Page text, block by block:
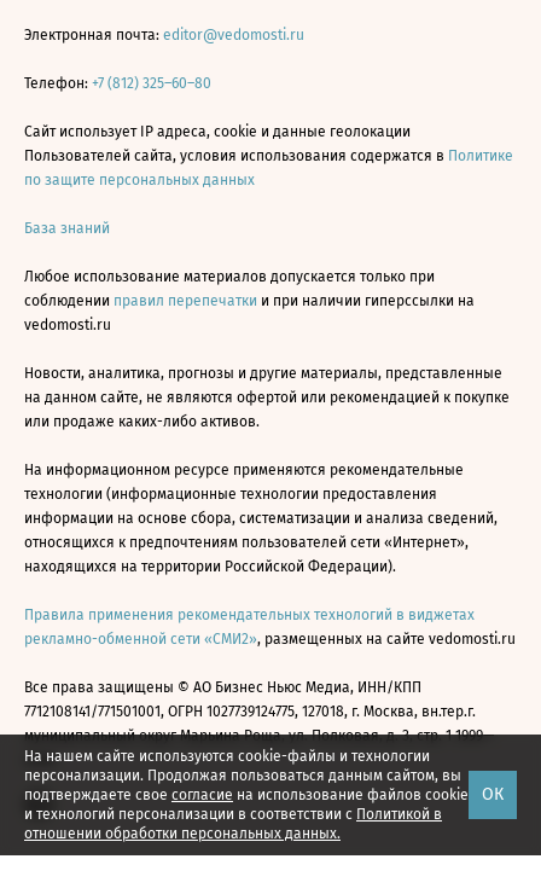
На нашем сайте используются cookie-файлы и технологии
персонализации. Продолжая пользоваться данным сайтом, вы
подтверждаете свое согласие на использование файлов cookie
и технологий персонализации в соответствии с Политикой в
отношении обработки персональных данных.
ОК
Электронная почта: editor@vedomosti.ru
Телефон: +7 (812) 325–60–80
Сайт использует IP адреса, cookie и данные геолокации
Пользователей сайта, условия использования содержатся в Политике
по защите персональных данных
База знаний
Любое использование материалов допускается только при
соблюдении правил перепечатки и при наличии гиперссылки на
vedomosti.ru
Новости, аналитика, прогнозы и другие материалы, представленные
на данном сайте, не являются офертой или рекомендацией к покупке
или продаже каких-либо активов.
На информационном ресурсе применяются рекомендательные
технологии (информационные технологии предоставления
информации на основе сбора, систематизации и анализа сведений,
относящихся к предпочтениям пользователей сети «Интернет»,
находящихся на территории Российской Федерации).
Правила применения рекомендательных технологий в виджетах
рекламно-обменной сети «СМИ2», размещенных на сайте vedomosti.ru
Все права защищены © АО Бизнес Ньюс Медиа, ИНН/КПП
7712108141/771501001, ОГРН 1027739124775, 127018, г. Москва, вн.тер.г.
муниципальный округ Марьина Роща, ул. Полковая, д. 3, стр. 1 1999—
2026